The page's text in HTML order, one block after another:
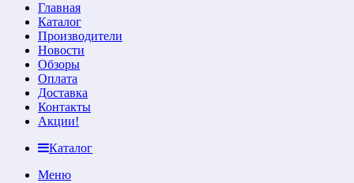
Главная
Каталог
Производители
Новости
Обзоры
Оплата
Доставка
Контакты
Акции!
Каталог
Меню